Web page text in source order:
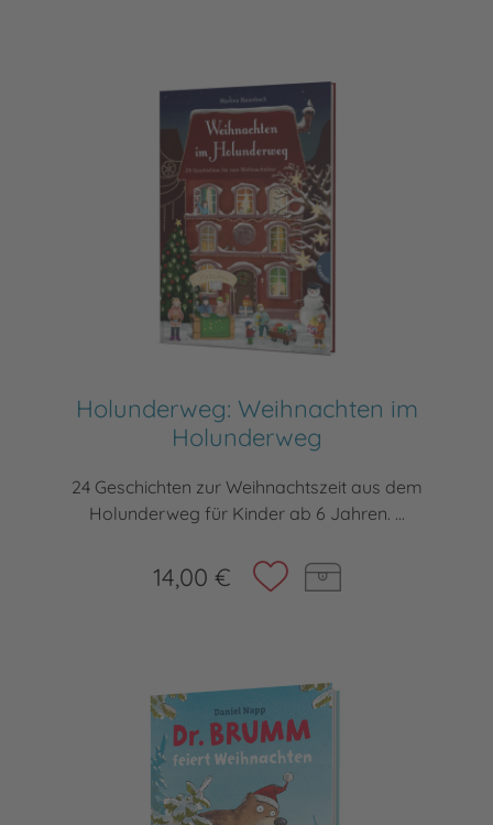
Holunderweg: Weihnachten im
Holunderweg
24 Geschichten zur Weihnachtszeit aus dem
Holunderweg für Kinder ab 6 Jahren. ...
14,00 €